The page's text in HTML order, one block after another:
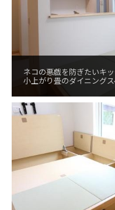
ネコの悪戯を防ぎたいキ
小上がり畳のダイニングス